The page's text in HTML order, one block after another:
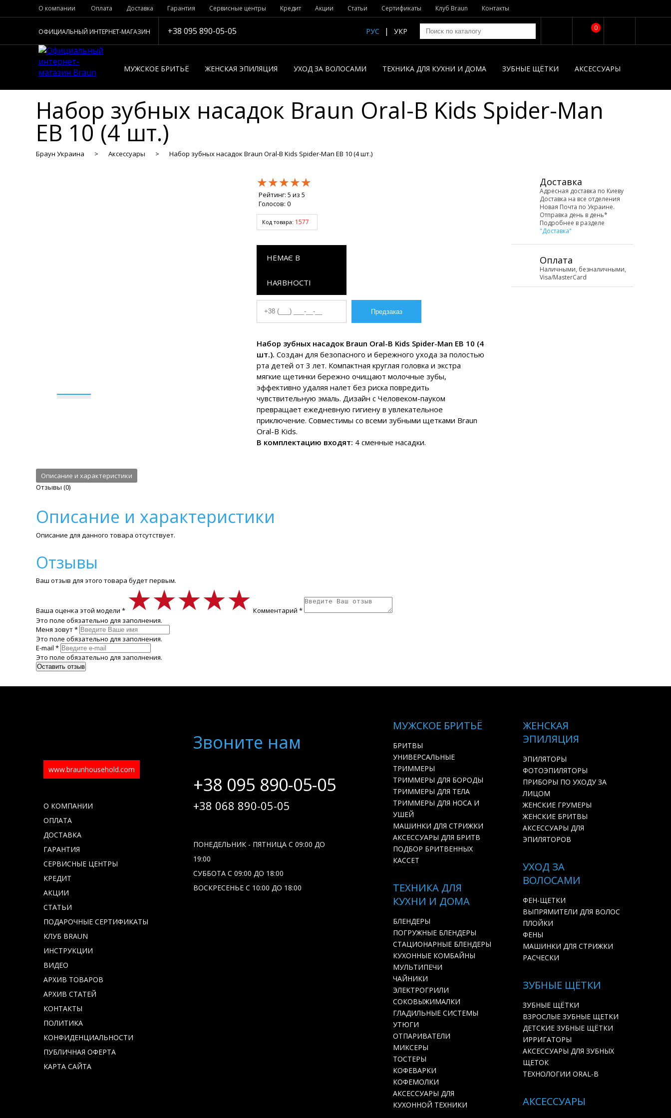
О компании Оплата Доставка Гарантия Сервисные центры Кредит Акции Статьи Сертификаты Клуб Braun Контакты
ОФИЦИАЛЬНЫЙ ИНТЕРНЕТ-МАГАЗИН +38 095 890-05-05 0
РУС УКР
МУЖСКОЕ БРИТЬЁ ЖЕНСКАЯ ЭПИЛЯЦИЯ УХОД ЗА ВОЛОСАМИ ТЕХНИКА ДЛЯ КУХНИ И ДОМА ЗУБНЫЕ ЩЁТКИ АКСЕССУАРЫ
Набор зубных насадок Braun Oral-B Kids Spider-Man
EB 10 (4 шт.)
Браун Украина Аксессуары Набор зубных насадок Braun Oral-B Kids Spider-Man EB 10 (4 шт.)
★★★★★
★★★★★
★★★★★
Рейтинг: 5 из 5
Голосов: 0
Код товара: 1577
НЕМАЄ В
НАЯВНОСТІ
Набор зубных насадок Braun Oral-B Kids Spider-Man EB 10 (4
шт.). Создан для безопасного и бережного ухода за полостью
рта детей от 3 лет. Компактная круглая головка и экстра
мягкие щетинки бережно очищают молочные зубы,
эффективно удаляя налет без риска повредить
чувствительную эмаль. Дизайн с Человеком-пауком
превращает ежедневную гигиену в увлекательное
приключение. Совместимы со всеми зубными щетками Braun
Oral-B Kids.
В комплектацию входят: 4 сменные насадки.
Доставка
Адресная доставка по Киеву
Доставка на все отделения
Новая Почта по Украине.
Отправка день в день*
Подробнее в разделе
"Доставка"
Оплата
Наличными, безналичными,
Visa/MasterCard
Описание и характеристики
Отзывы (0)
Описание и характеристики
Описание для данного товара отсутствует.
Отзывы
Ваш отзыв для этого товара будет первым.
Ваша оценка этой модели * ★★★★★
★★★★★
★★★★★ Комментарий *
Это поле обязательно для заполнения.
Меня зовут *
Это поле обязательно для заполнения.
E-mail *
Это поле обязательно для заполнения.
www.braunhousehold.com
О КОМПАНИИ
ОПЛАТА
ДОСТАВКА
ГАРАНТИЯ
СЕРВИСНЫЕ ЦЕНТРЫ
КРЕДИТ
АКЦИИ
СТАТЬИ
ПОДАРОЧНЫЕ СЕРТИФИКАТЫ
КЛУБ BRAUN
ИНСТРУКЦИИ
ВИДЕО
АРХИВ ТОВАРОВ
АРХИВ СТАТЕЙ
КОНТАКТЫ
ПОЛИТИКА
КОНФИДЕНЦИАЛЬНОСТИ
ПУБЛИЧНАЯ ОФЕРТА
КАРТА САЙТА
Звоните нам
+38 095 890-05-05
+38 068 890-05-05
ПОНЕДЕЛЬНИК - ПЯТНИЦА С 09:00 ДО
19:00
СУББОТА С 09:00 ДО 18:00
ВОСКРЕСЕНЬЕ С 10:00 ДО 18:00
МУЖСКОЕ БРИТЬЁ
БРИТВЫ
УНИВЕРСАЛЬНЫЕ
ТРИММЕРЫ
ТРИММЕРЫ ДЛЯ БОРОДЫ
ТРИММЕРЫ ДЛЯ ТЕЛА
ТРИММЕРЫ ДЛЯ НОСА И
УШЕЙ
МАШИНКИ ДЛЯ СТРИЖКИ
АКСЕССУАРЫ ДЛЯ БРИТВ
ПОДБОР БРИТВЕННЫХ
КАССЕТ
ЖЕНСКАЯ
ЭПИЛЯЦИЯ
ЭПИЛЯТОРЫ
ФОТОЭПИЛЯТОРЫ
ПРИБОРЫ ПО УХОДУ ЗА
ЛИЦОМ
ЖЕНСКИЕ ГРУМЕРЫ
ЖЕНСКИЕ БРИТВЫ
АКСЕССУАРЫ ДЛЯ
ЭПИЛЯТОРОВ
УХОД ЗА
ВОЛОСАМИ
ФЕН-ЩЕТКИ
ВЫПРЯМИТЕЛИ ДЛЯ ВОЛОС
ПЛОЙКИ
ФЕНЫ
МАШИНКИ ДЛЯ СТРИЖКИ
РАСЧЕСКИ
ТЕХНИКА ДЛЯ
КУХНИ И ДОМА
БЛЕНДЕРЫ
ПОГРУЖНЫЕ БЛЕНДЕРЫ
СТАЦИОНАРНЫЕ БЛЕНДЕРЫ
КУХОННЫЕ КОМБАЙНЫ
МУЛЬТИПЕЧИ
ЧАЙНИКИ
ЭЛЕКТРОГРИЛИ
СОКОВЫЖИМАЛКИ
ГЛАДИЛЬНЫЕ СИСТЕМЫ
УТЮГИ
ОТПАРИВАТЕЛИ
МИКСЕРЫ
ТОСТЕРЫ
КОФЕВАРКИ
КОФЕМОЛКИ
АКСЕССУАРЫ ДЛЯ
КУХОННОЙ ТЕХНИКИ
ЗУБНЫЕ ЩЁТКИ
ЗУБНЫЕ ЩЁТКИ
ВЗРОСЛЫЕ ЗУБНЫЕ ЩЕТКИ
ДЕТСКИЕ ЗУБНЫЕ ЩЁТКИ
ИРРИГАТОРЫ
АКСЕССУАРЫ ДЛЯ ЗУБНЫХ
ЩЕТОК
ТЕХНОЛОГИИ ORAL-B
АКСЕССУАРЫ